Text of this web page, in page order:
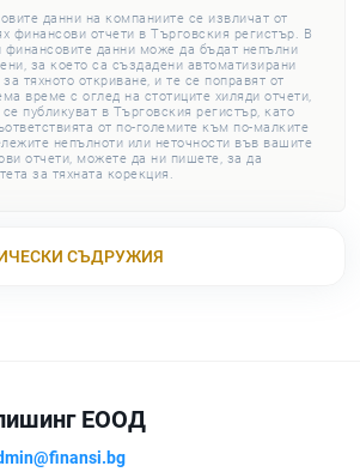
данни на компаниите се извличат от
финансови отчети в Търговския регистър. В
финансовите данни може да бъдат непълни
за което са създадени автоматизирани
тяхното откриване, и те се поправят от
време с оглед на стотиците хиляди отчети,
публикуват в Търговския регистър, като
от по-големите към по-малките
непълноти или неточности във вашите
отчети, можете да ни пишете, за да
за тяхната корекция.
СЪДРУЖИЯ
ЕООД